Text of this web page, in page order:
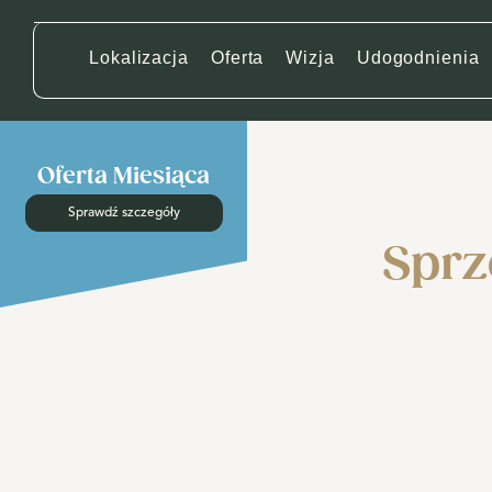
Lokalizacja Oferta Wizja Udogodnienia
Oferta Miesiąca
Sprawdź szczegóły